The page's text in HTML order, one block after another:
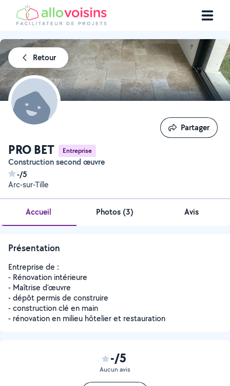
Retour
PRO BET Entreprise
Construction second œuvre
-/5
Arc-sur-Tille
Partager
Partager
Accueil Photos (3) Avis
Présentation
Entreprise de :
- Rénovation intérieure
- Maîtrise d'œuvre
- dépôt permis de construire
- construction clé en main
- rénovation en milieu hôtelier et restauration
-/5
Aucun avis